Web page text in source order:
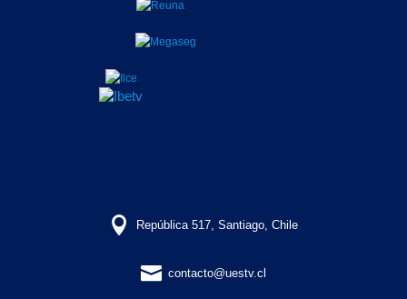
 República 517, Santiago, Chile
 contacto@uestv.cl